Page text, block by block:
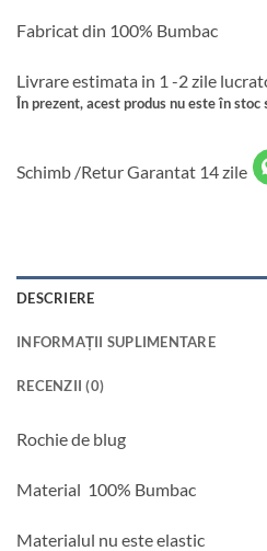
Fabricat din 100% Bumbac
Livrare estimata in 1 -2 zile
În prezent, acest produs nu este în
Schimb /Retur Garantat 14 zile
DESCRIERE
INFORMAȚII SUPLIMENTARE
RECENZII (0)
Rochie de blug
Material 100% Bumbac
Materialul nu este elastic